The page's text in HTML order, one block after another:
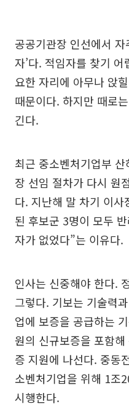
공공기관장 인선에서
자’다. 적임자를 찾기
요한 자리에 아무나 앉
때문이다. 하지만 때로
긴다.
최근 중소벤처기업부
장 선임 절차가 다시 원
다. 지난해 말 차기 이
된 후보군 3명이 모두
자가 없었다”는 이유다.
인사는 신중해야 한다.
그렇다. 기보는 기술력
업에 보증을 공급하는
원의 신규보증을 포함
증 지원에 나선다. 중동
소벤처기업을 위해 1조
시행한다.